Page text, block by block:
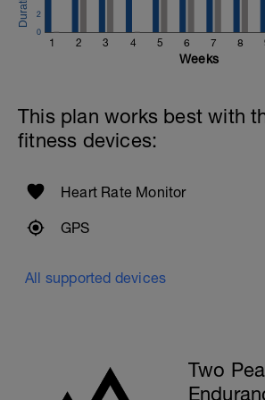
Videotipps: https://youtu.be/
1 2 3 4 5 6 7 8
0
2
Weeks
This plan works best with
fitness devices:
Heart Rate Monitor
GPS
All supported devices
Two